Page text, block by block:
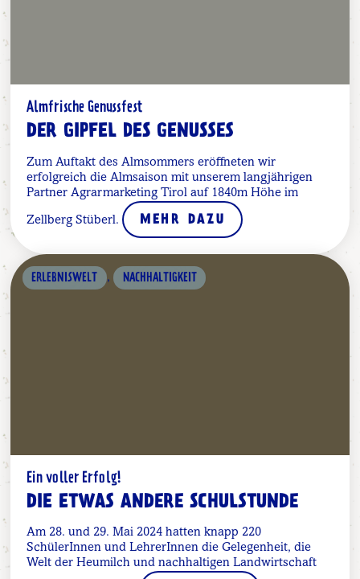
Almfrische Genussfest
DER GIPFEL DES GENUSSES
Zum Auftakt des Almsommers eröffneten wir
erfolgreich die Almsaison mit unserem langjährigen
Partner Agrarmarketing Tirol auf 1840m Höhe im
Zellberg Stüberl. MEHR DAZU
ERLEBNISWELT , NACHHALTIGKEIT
Ein voller Erfolg!
DIE ETWAS ANDERE SCHULSTUNDE
Am 28. und 29. Mai 2024 hatten knapp 220
SchülerInnen und LehrerInnen die Gelegenheit, die
Welt der Heumilch und nachhaltigen Landwirtschaft